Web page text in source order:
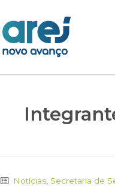
Notícias Secretaria de